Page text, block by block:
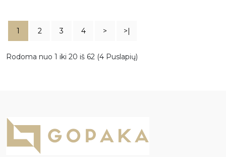
1 2 3 4 > >|
Rodoma nuo 1 iki 20 iš 62 (4 Puslapių)